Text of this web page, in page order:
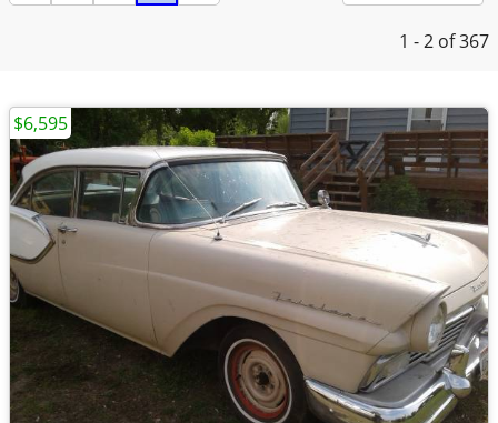
1 - 2 of 367
$6,595